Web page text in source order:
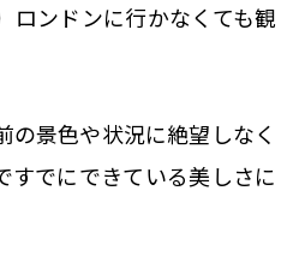
ロンドンに行かなくても観
の景色や状況に絶望しなく
すでにできている美しさに